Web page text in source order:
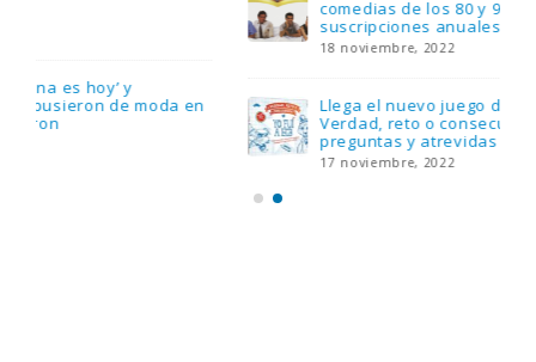
comedias de los 80 y 90 y regalamos tres
suscripciones anuales
Llega el nuevo juego de mesa Yo Fui a EGB:
Verdad, reto o consecuencia, con más
preguntas y atrevidas pruebas